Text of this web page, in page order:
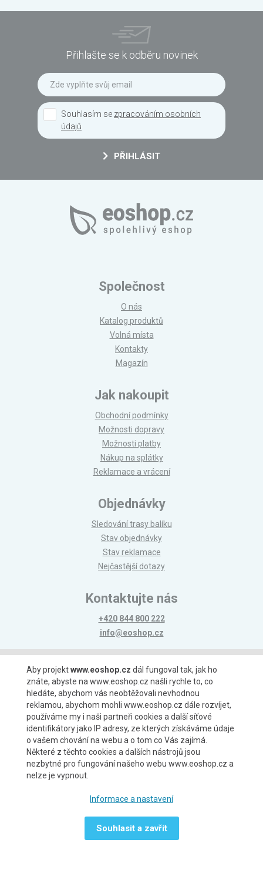
Přihlašte se k odběru novinek
Souhlasím se zpracováním osobních
údajů
PŘIHLÁSIT
Společnost
O nás
Katalog produktů
Volná místa
Kontakty
Magazín
Jak nakoupit
Obchodní podmínky
Možnosti dopravy
Možnosti platby
Nákup na splátky
Reklamace a vrácení
Objednávky
Sledování trasy balíku
Stav objednávky
Stav reklamace
Nejčastější dotazy
Kontaktujte nás
+420 844 800 222
info@eoshop.cz
Možnosti platby
Možnosti dopravy
Aby projektwww.eoshop.cz dál fungoval tak, jak ho
znáte, abyste na www.eoshop.cz našli rychle to, co
hledáte, abychom vás neobtěžovali nevhodnou
reklamou, abychom mohli www.eoshop.cz dále rozvíjet,
používáme my i naši partneři cookies a další síťové
identifikátory jako IP adresy, ze kterých získáváme údaje
o vašem chování na webu a o tom co Vás zajímá.
Některé z těchto cookies a dalších nástrojů jsou
nezbytné pro fungování našeho webu www.eoshop.cz a
nelze je vypnout.
Informace a nastavení
Souhlasit a zavřít